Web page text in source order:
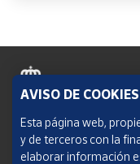
Política de cookies
Aviso legal
AVISO DE COOKIES
Esta página web,
y de terceros con la
elaborar información